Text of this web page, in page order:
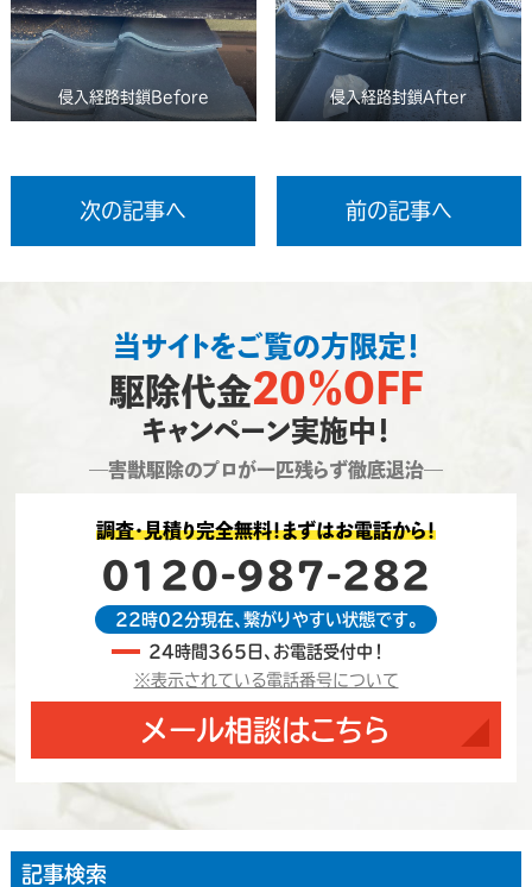
侵入経路封鎖Before 侵入経路封鎖After
次の記事へ 前の記事へ
当サイトをご覧の方限定！
駆除代金20％OFF
キャンペーン実施中！
―害獣駆除のプロが一匹残らず徹底退治―
調査・見積り完全無料！まずはお電話から！
0120-987-282
22時02分現在、繋がりやすい状態です。
24時間365日、お電話受付中！
※表示されている電話番号について
メール相談はこちら
記事検索